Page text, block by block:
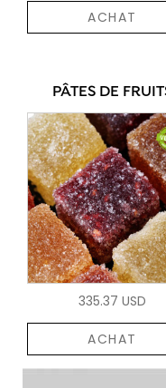
ACHAT
PÂTES DE
335.37 USD
ACHAT